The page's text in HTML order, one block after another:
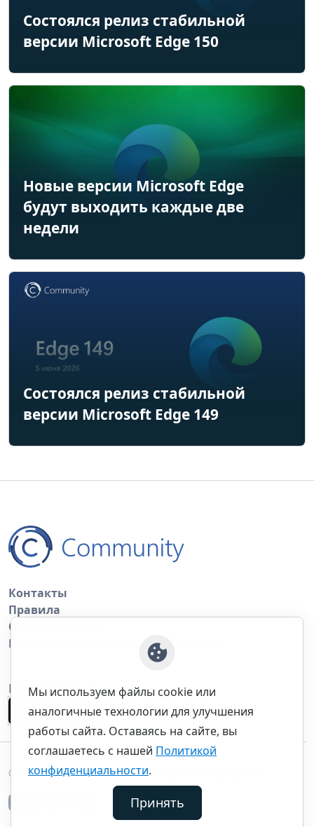
Состоялся релиз стабильной
версии Microsoft Edge 150
Новые версии Microsoft Edge
будут выходить каждые две
недели
Состоялся релиз стабильной
версии Microsoft Edge 149
Контакты
Правила
Обратная связь
Правила копирования материалов
Приложение
©thecommunity.ru 2026. Все права защищены.
Мы используем файлы cookie или
аналогичные технологии для улучшения
работы сайта. Оставаясь на сайте, вы
соглашаетесь с нашей Политикой
конфиденциальности.
Принять